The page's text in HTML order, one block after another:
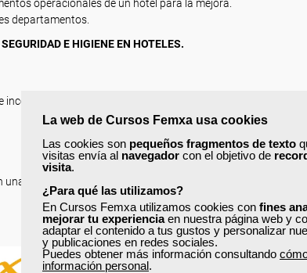
La web de Cursos Femxa usa cookies
Las cookies son pequeños fragmentos de texto
visitas envía al navegador con el objetivo de
visita.
¿Para qué las utilizamos?
En Cursos Femxa utilizamos cookies con fines
mejorar tu experienciaen nuestra página web y
adaptar el contenido a tus gustos y personalizar
y publicaciones en redes sociales.
Puedes obtener más información consultando
información personal.
operacionales de un hotel para la mejora.
departamentos.
E HIGIENE EN HOTELES.
una duración de